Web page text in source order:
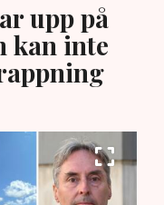
upp på
kan inte